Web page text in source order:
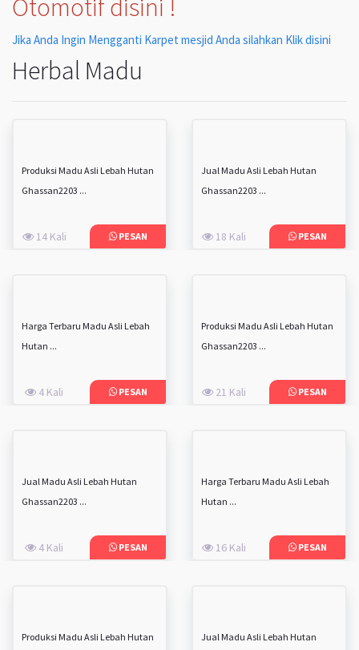
Otomotif disini !
Jika Anda Ingin Mengganti Karpet mesjid Anda silahkan Klik disini
Herbal Madu
Produksi Madu Asli Lebah Hutan
Ghassan2203 ...
14 Kali PESAN
Jual Madu Asli Lebah Hutan
Ghassan2203 ...
18 Kali PESAN
Harga Terbaru Madu Asli Lebah
Hutan ...
4 Kali PESAN
Produksi Madu Asli Lebah Hutan
Ghassan2203 ...
21 Kali PESAN
Jual Madu Asli Lebah Hutan
Ghassan2203 ...
4 Kali PESAN
Harga Terbaru Madu Asli Lebah
Hutan ...
16 Kali PESAN
Produksi Madu Asli Lebah Hutan
Jual Madu Asli Lebah Hutan